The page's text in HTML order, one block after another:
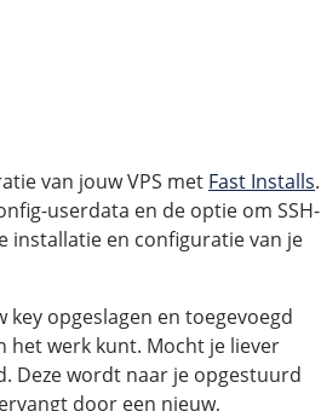
van jouw VPS met Fast Installs.
userdata en de optie om SSH-
installatie en configuratie van je
opgeslagen en toegevoegd
het werk kunt. Mocht je liever
Deze wordt naar je opgestuurd
door een nieuw,